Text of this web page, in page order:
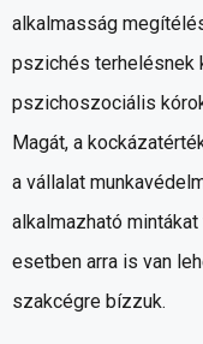
alkalmasság
pszichés terhelésnek
pszichoszociális
Magát, a
a vállalat
alkalmazható
esetben arra is van
szakcégre bízzuk.